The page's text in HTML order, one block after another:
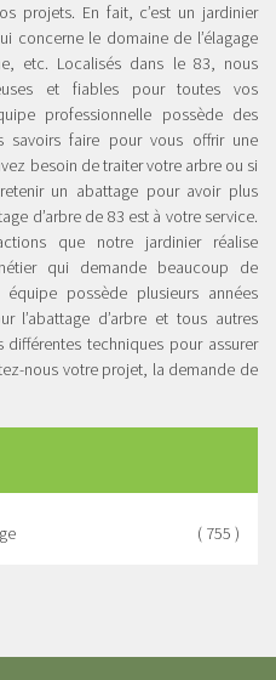
projets. En fait, c’est un jardinier
concerne le domaine de l’élagage
etc. Localisés dans le 83, nous
et fiables pour toutes vos
professionnelle possède des
savoirs faire pour vous offrir une
besoin de traiter votre arbre ou si
un abattage pour avoir plus
d’arbre de 83 est à votre service.
que notre jardinier réalise
qui demande beaucoup de
possède plusieurs années
l’abattage d’arbre et tous autres
techniques pour assurer
nous votre projet, la demande de
( 755 )